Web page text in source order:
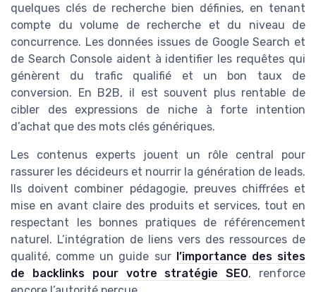
quelques clés de recherche bien définies, en tenant
compte du volume de recherche et du niveau de
concurrence. Les données issues de Google Search et
de Search Console aident à identifier les requêtes qui
génèrent du trafic qualifié et un bon taux de
conversion. En B2B, il est souvent plus rentable de
cibler des expressions de niche à forte intention
d’achat que des mots clés génériques.
Les contenus experts jouent un rôle central pour
rassurer les décideurs et nourrir la génération de leads.
Ils doivent combiner pédagogie, preuves chiffrées et
mise en avant claire des produits et services, tout en
respectant les bonnes pratiques de référencement
naturel. L’intégration de liens vers des ressources de
qualité, comme un guide sur l’importance des sites
de backlinks pour votre stratégie SEO, renforce